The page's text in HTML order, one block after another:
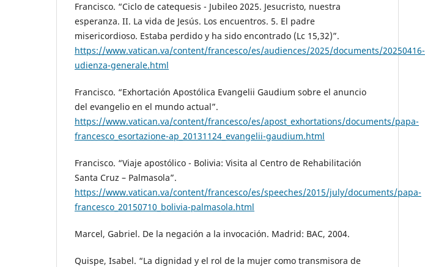
Francisco. “Ciclo de catequesis - Jubileo 2025. Jesucristo, nuestra
esperanza. II. La vida de Jesús. Los encuentros. 5. El padre
misericordioso. Estaba perdido y ha sido encontrado (Lc 15,32)”.
https://www.vatican.va/content/francesco/es/audiences/2025/documents/20250416-
udienza-generale.html
Francisco. “Exhortación Apostólica Evangelii Gaudium sobre el anuncio
del evangelio en el mundo actual”.
https://www.vatican.va/content/francesco/es/apost_exhortations/documents/papa-
francesco_esortazione-ap_20131124_evangelii-gaudium.html
Francisco. “Viaje apostólico - Bolivia: Visita al Centro de Rehabilitación
Santa Cruz – Palmasola”.
https://www.vatican.va/content/francesco/es/speeches/2015/july/documents/papa-
francesco_20150710_bolivia-palmasola.html
Marcel, Gabriel. De la negación a la invocación. Madrid: BAC, 2004.
Quispe, Isabel. “La dignidad y el rol de la mujer como transmisora de